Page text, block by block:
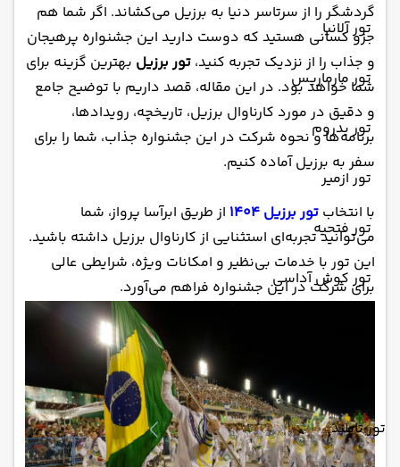
تور آلانیا
تور مارماریس
تور بدروم
تور ازمیر
تور فتحیه
تور کوش آداسی
تور تایلند
گردشگر را از سرتاسر دنیا به برزیل می‌کشاند. اگر شما هم
جزو کسانی هستید که دوست دارید این جشنواره پرهیجان
و جذاب را از نزدیک تجربه کنید، تور برزیل بهترین گزینه برای
شما خواهد بود. در این مقاله، قصد داریم با توضیح جامع
و دقیق در مورد کارناوال برزیل، تاریخچه، رویدادها،
برنامه‌ها و نحوه شرکت در این جشنواره جذاب، شما را برای
سفر به برزیل آماده کنیم.
با انتخاب تور برزیل 1404
از طریق ابرآسا پرواز، شما
می‌توانید تجربه‌ای استثنایی از کارناوال برزیل داشته باشید.
این تور با خدمات بی‌نظیر و امکانات ویژه، شرایطی عالی
برای شرکت در این جشنواره فراهم می‌آورد.